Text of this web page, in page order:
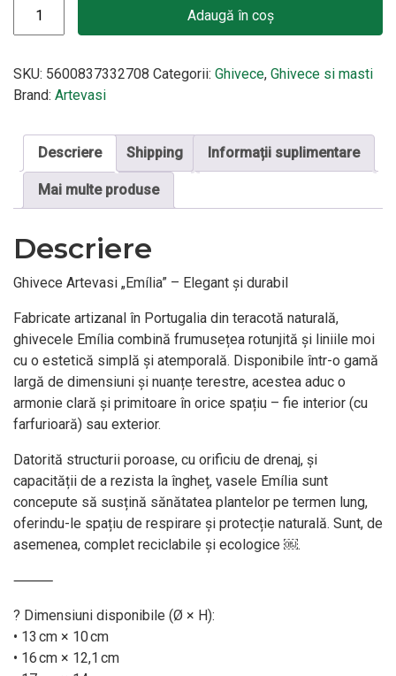
Adaugă în coș
SKU: 5600837332708 Categorii: Ghivece, Ghivece si masti
Brand: Artevasi
Descriere Shipping Informații suplimentare
Mai multe produse
Descriere
Ghivece Artevasi „Emília” – Elegant și durabil
Fabricate artizanal în Portugalia din teracotă naturală,
ghivecele Emília combină frumusețea rotunjită și liniile moi
cu o estetică simplă și atemporală. Disponibile într-o gamă
largă de dimensiuni și nuanțe terestre, acestea aduc o
armonie clară și primitoare în orice spațiu – fie interior (cu
farfurioară) sau exterior.
Datorită structurii poroase, cu orificiu de drenaj, și
capacității de a rezista la îngheț, vasele Emília sunt
concepute să susțină sănătatea plantelor pe termen lung,
oferindu-le spațiu de respirare și protecție naturală. Sunt, de
asemenea, complet reciclabile și ecologice ￼.
⸻
? Dimensiuni disponibile (Ø × H):
• 13 cm × 10 cm
• 16 cm × 12,1 cm